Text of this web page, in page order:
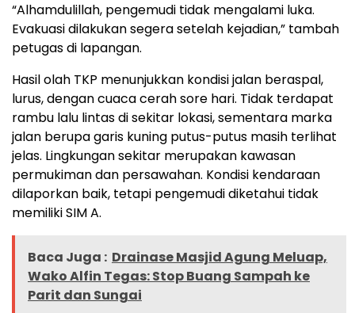
“Alhamdulillah, pengemudi tidak mengalami luka.
Evakuasi dilakukan segera setelah kejadian,” tambah
petugas di lapangan.
Hasil olah TKP menunjukkan kondisi jalan beraspal,
lurus, dengan cuaca cerah sore hari. Tidak terdapat
rambu lalu lintas di sekitar lokasi, sementara marka
jalan berupa garis kuning putus-putus masih terlihat
jelas. Lingkungan sekitar merupakan kawasan
permukiman dan persawahan. Kondisi kendaraan
dilaporkan baik, tetapi pengemudi diketahui tidak
memiliki SIM A.
Baca Juga : Drainase Masjid Agung Meluap,
Wako Alfin Tegas: Stop Buang Sampah ke
Parit dan Sungai